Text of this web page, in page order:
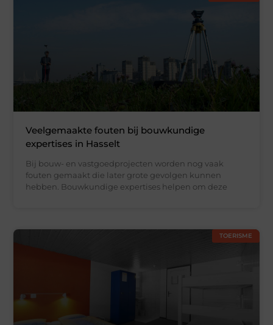
Veelgemaakte fouten bij bouwkundige
expertises in Hasselt
Bij bouw- en vastgoedprojecten worden nog vaak
fouten gemaakt die later grote gevolgen kunnen
hebben. Bouwkundige expertises helpen om deze
TOERISME